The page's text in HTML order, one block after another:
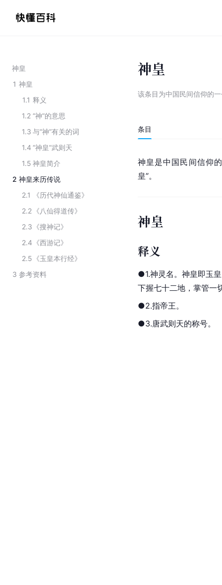
神皇
1 神皇
1.1 释义
1.2 “神”的意思
1.3 与“神”有关的词
1.4 “神皇”武则天
1.5 神皇简介
2 神皇来历传说
2.1
《历代神仙通鉴》
2.2 《八仙得道传》
2.3 《搜神记》
2.4 《西游记》
2.5 《玉皇本行经》
3 参考资料
神皇
该条目为中国民间信仰的
条目
神皇是中国民间信仰
皇”。
神皇
释义
●1.神灵名。神皇即玉皇
下握七十二地，掌管一
●2.指帝王。
●3.唐武则天的称号。